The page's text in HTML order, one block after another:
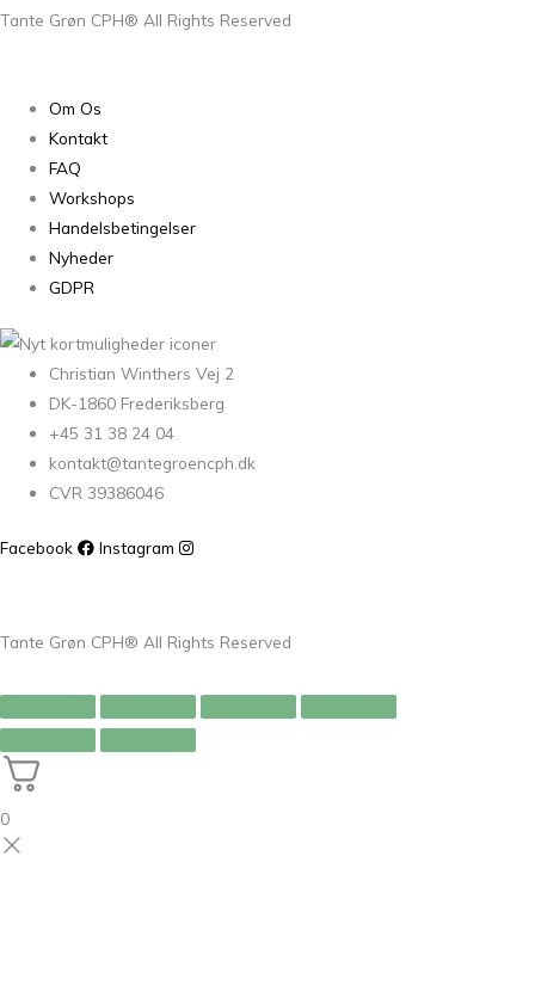
Tante Grøn CPH® All Rights Reserved
Om Os
Kontakt
FAQ
Workshops
Handelsbetingelser
Nyheder
GDPR
Christian Winthers Vej 2
DK-1860 Frederiksberg
+45 31 38 24 04
kontakt@tantegroencph.dk
CVR 39386046
Facebook Instagram
Tante Grøn CPH® All Rights Reserved
0